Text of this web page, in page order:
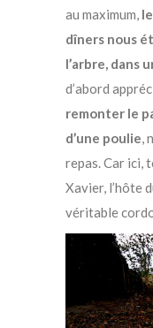
au maximum,
dîners nous
l’arbre, dans
d’abord
remonter le
d’une poulie,
repas. Car ici,
Xavier, l’hôte
véritable